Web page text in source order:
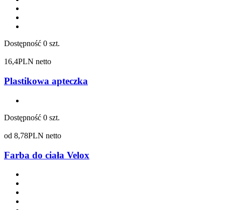
Dostępność 0 szt.
16,4PLN netto
Plastikowa apteczka
Dostępność 0 szt.
od 8,78PLN netto
Farba do ciała Velox